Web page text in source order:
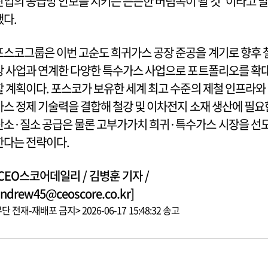
다.
스코그룹은 이번 고순도 희귀가스 공장 준공을 계기로 향후
사업과 연계한 다양한 특수가스 사업으로 포트폴리오를 확
계획이다. 포스코가 보유한 세계 최고 수준의 제철 인프라와
스 정제 기술력을 결합해 철강 및 이차전지 소재 생산에 필요
소·질소 공급은 물론 고부가가치 희귀·특수가스 시장을 선
다는 전략이다.
스코어데일리 / 김병훈 기자 /
전재-재배포 금지> 2026-06-17 15:48:32 송고